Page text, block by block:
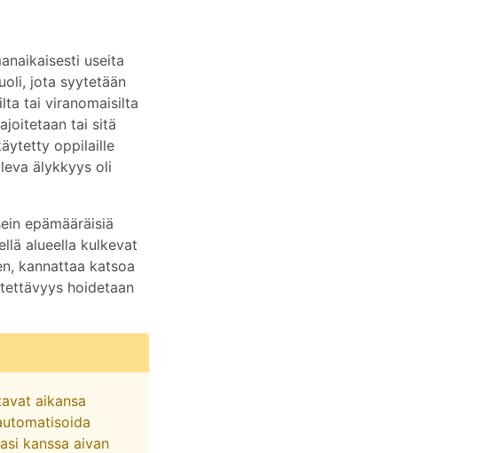
useita
jota syytetään
tai viranomaisilta
tai sitä
oppilaille
älykkyys oli
epämääräisiä
alueella kulkevat
kannattaa katsoa
hoidetaan
aikansa
kanssa aivan